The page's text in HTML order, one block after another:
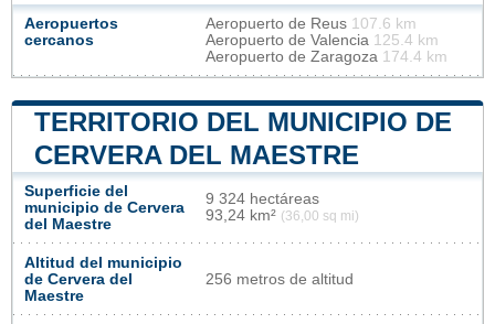
Aeropuertos
cercanos
Aeropuerto de Reus 107.6 km
Aeropuerto de Valencia 125.4 km
Aeropuerto de Zaragoza 174.4 km
TERRITORIO DEL MUNICIPIO DE
CERVERA DEL MAESTRE
Superficie del
municipio de Cervera
del Maestre
9 324 hectáreas
93,24 km² (36,00 sq mi)
Altitud del municipio
de Cervera del
Maestre
256 metros de altitud